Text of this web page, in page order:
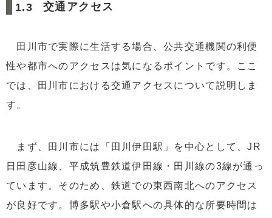
交通アクセス
田川市で実際に生活する場合、公共交通機関の利便
性や都市へのアクセスは気になるポイントです。ここ
では、田川市における交通アクセスについて説明しま
す。
まず、田川市には「田川伊田駅」を中心として、JR
日田彦山線、平成筑豊鉄道伊田線・田川線の3線が通っ
ています。そのため、鉄道での東西南北へのアクセス
が良好です。博多駅や小倉駅への具体的な所要時間は